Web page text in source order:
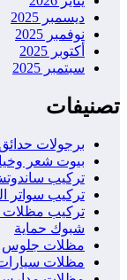
ديسمبر 2025
نوفمبر 2025
أكتوبر 2025
سبتمبر 2025
تصنيفات
برجولات
بيوت شعر
تركيب
تركيب سواتر
تركيب مظلات
شبوك حماية
مظلات جلوس
مظلات